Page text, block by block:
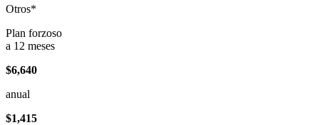
Otros*
Plan forzoso
a 12 meses
$6,640
anual
$1,415